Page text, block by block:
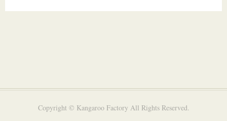
Copyright © Kangaroo Factory All Rights Reserved.